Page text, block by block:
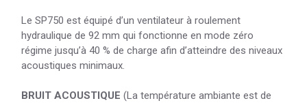
Le SP750 est équipé d’un ventilateur à roulement
hydraulique de 92 mm qui fonctionne en mode zéro
régime jusqu’à 40 % de charge afin d’atteindre des niveaux
acoustiques minimaux.
BRUIT ACOUSTIQUE (La température ambiante est de